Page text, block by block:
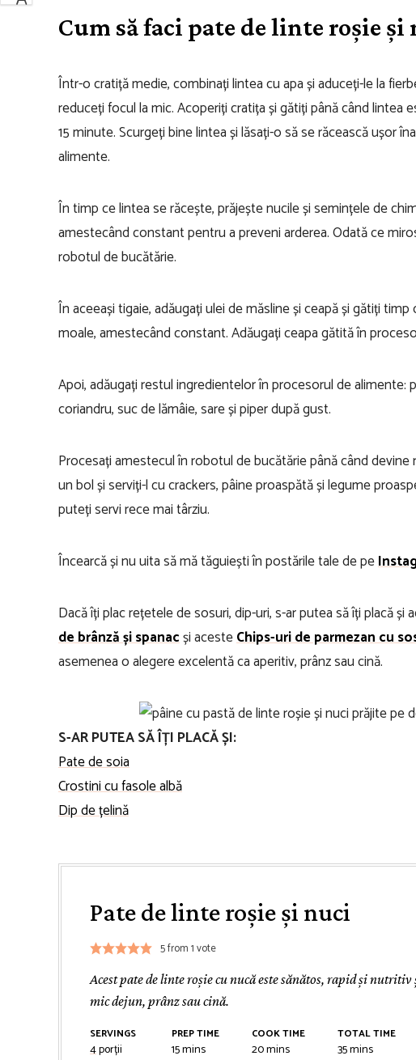
Cum să faci pate de linte roșie și
Într-o cratiță medie, combinați lintea cu apa și aduceți-le la
reduceți focul la mic. Acoperiți cratița și gătiți până când lintea
15 minute. Scurgeți bine lintea și lăsați-o să se răcească ușor
alimente.
În timp ce lintea se răcește, prăjește nucile și semințele de
amestecând constant pentru a preveni arderea. Odată ce
robotul de bucătărie.
În aceeași tigaie, adăugați ulei de măsline și ceapă și gătiți
moale, amestecând constant. Adăugați ceapa gătită în
Apoi, adăugați restul ingredientelor în procesorul de alimente:
coriandru, suc de lămâie, sare și piper după gust.
Procesați amestecul în robotul de bucătărie până când
un bol și serviți-l cu crackers, pâine proaspătă și legume
puteți servi rece mai târziu.
Încearcă și nu uita să mă tăguiești în postările tale de pe
Dacă îți plac rețetele de sosuri, dip-uri, s-ar putea să îți placă și
de brânză și spanacși acesteChips-uri de parmezan cu
asemenea o alegere excelentă ca aperitiv, prânz sau cină.
S-AR PUTEA SĂ ÎȚI PLACĂ ȘI:
Pate de soia
Crostini cu fasole albă
Dip de țelină
Pate de linte roșie și nuci
5from 1 vote
Acest pate de linte roșie cu nucă este sănătos, rapid și
mic dejun, prânz sau cină.
SERVINGS
4porții
PREP TIME
15minutes
mins
COOK TIME
20minutes
mins
TOTAL TIME
35minutes
mins